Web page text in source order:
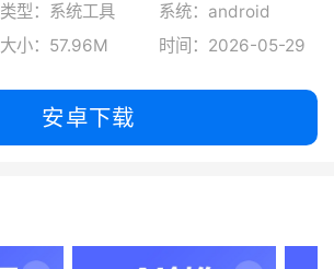
类型：系统工具
系统：android
大小：57.96M
时间：2026-05-29
安卓下载